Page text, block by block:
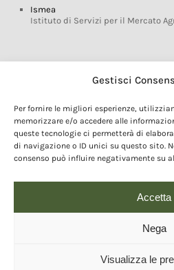
Gestisci
Per fornire le migliori esperienze,
memorizzare e/o accedere alle
queste tecnologie ci permetterà di
di navigazione o ID unici su questo sito.
consenso può influire negativamente su
Accetta
Nega
Visualizza le
Ismea
Istituto di Servizi per il Mercato
Glossario DOP IGP
Marchi DOP IGP
Normativa prodotti DOP IGP
Consorzi di Tutela
Farm To Fork e prodotti DOP IGP